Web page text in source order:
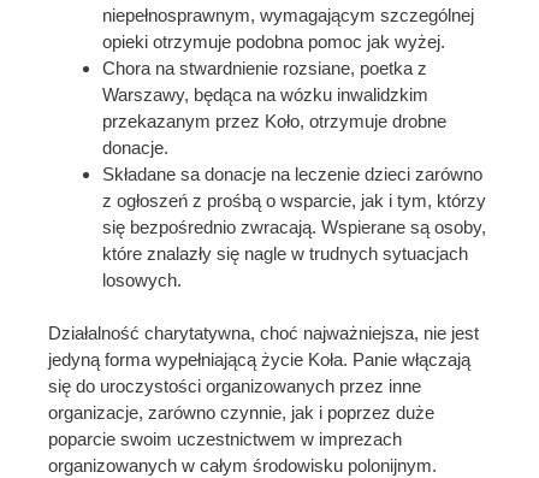
niepełnosprawnym, wymagającym szczególnej
opieki otrzymuje podobna pomoc jak wyżej.
Chora na stwardnienie rozsiane, poetka z
Warszawy, będąca na wózku inwalidzkim
przekazanym przez Koło, otrzymuje drobne
donacje.
Składane sa donacje na leczenie dzieci zarówno
z ogłoszeń z prośbą o wsparcie, jak i tym, którzy
się bezpośrednio zwracają. Wspierane są osoby,
które znalazły się nagle w trudnych sytuacjach
losowych.
Działalność charytatywna, choć najważniejsza, nie jest
jedyną forma wypełniającą życie Koła. Panie włączają
się do uroczystości organizowanych przez inne
organizacje, zarówno czynnie, jak i poprzez duże
poparcie swoim uczestnictwem w imprezach
organizowanych w całym środowisku polonijnym.